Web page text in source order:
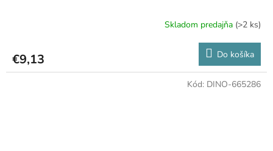
Skladom predajňa (>2 ks)
€9,13 Do košíka
Kód: DINO-665286